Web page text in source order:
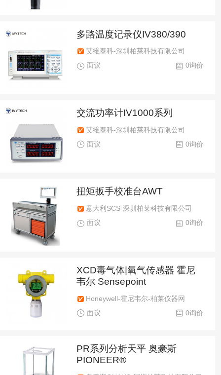
多路温度记录仪IV380/390
艾维泰科-深圳柏莱科技有限公司
0询价
面议
交流功率计IV1000系列
艾维泰科-深圳柏莱科技有限公司
0询价
面议
扭矩扳手校准台AWT
意大利SCS-深圳柏莱科技有限公司
0询价
面议
XCD毒气体|氧气传感器 霍尼
韦尔 Sensepoint
Honeywell-霍尼韦尔-柏莱仪器网
0询价
面议
PR系列分析天平 奥豪斯
PIONEER®